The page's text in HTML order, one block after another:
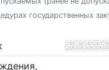
государственных